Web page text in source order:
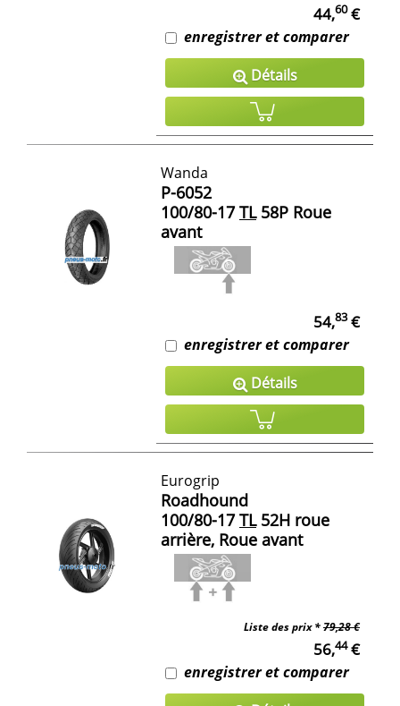
44,60€
enregistrer et comparer
Détails
Wanda
P-6052
100/80-17 TL58P Roue
avant
54,83€
enregistrer et comparer
Détails
Eurogrip
Roadhound
100/80-17 TL52H roue
arrière, Roue avant
Liste des prix *79,28 €
56,44€
enregistrer et comparer